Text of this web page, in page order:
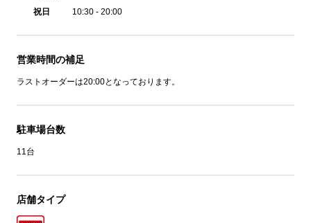
祝日
10:30 - 20:00
営業時間の補足
ラストオーダーは20:00となっております。
駐車場台数
11台
店舗タイプ